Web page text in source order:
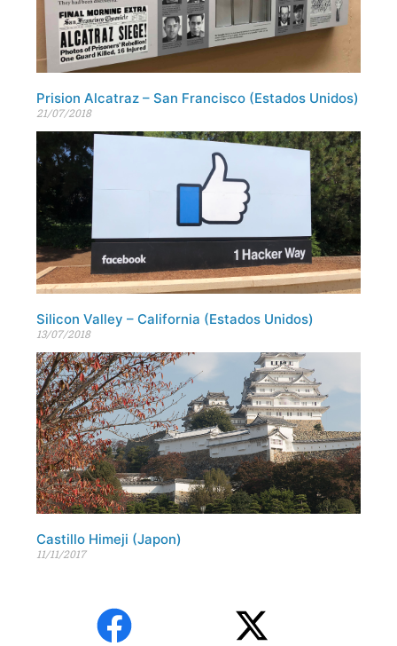
Prision Alcatraz – San Francisco (Estados Unidos)
21/07/2018
Silicon Valley – California (Estados Unidos)
13/07/2018
Castillo Himeji (Japon)
11/11/2017